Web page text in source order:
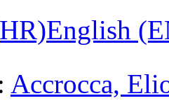
English
Accrocca,